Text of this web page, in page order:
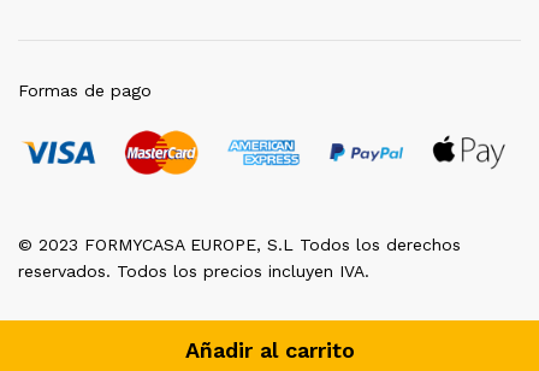
Añadir al carrito
© 2023 FORMYCASA EUROPE, S.L Todos los derechos
reservados. Todos los precios incluyen IVA.
Formas de pago